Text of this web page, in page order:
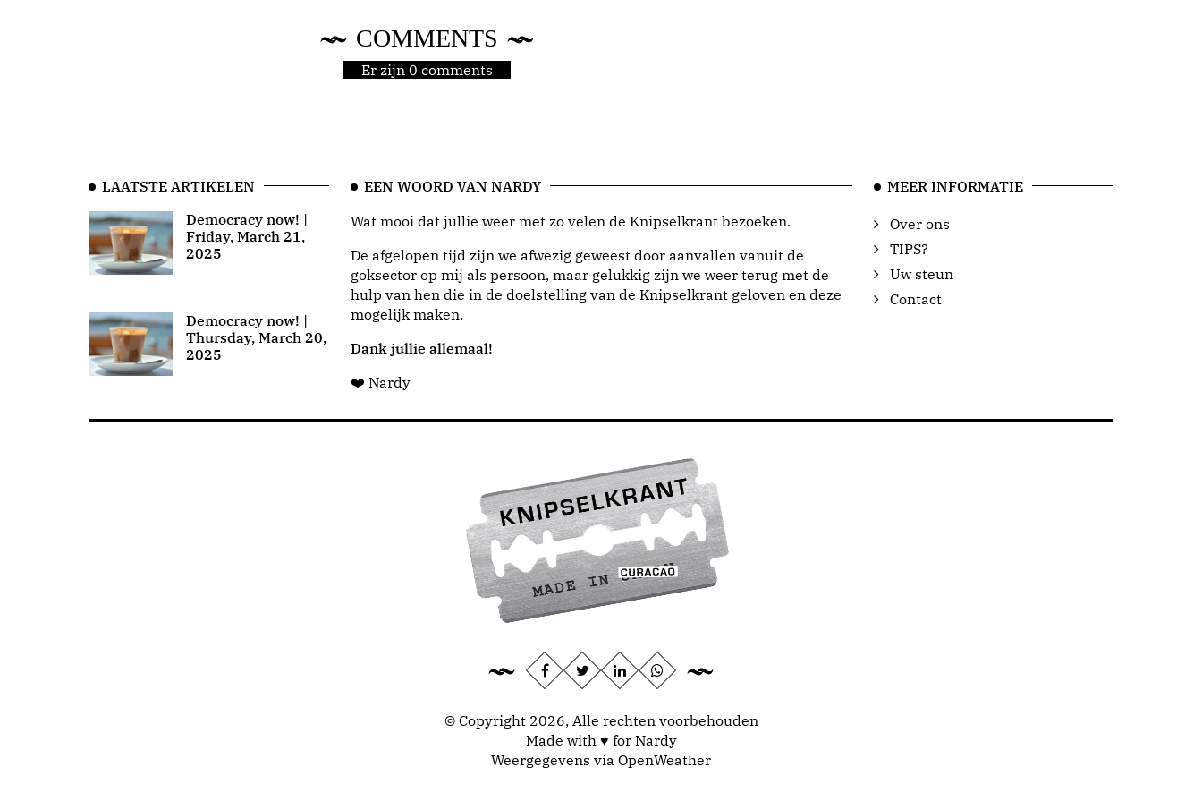
COMMENTS
Er zijn 0 comments
LAATSTE ARTIKELEN
Democracy now! |
Friday, March 21,
2025
Democracy now! |
Thursday, March 20,
2025
EEN WOORD VAN NARDY
Wat mooi dat jullie weer met zo velen de Knipselkrant bezoeken.
De afgelopen tijd zijn we afwezig geweest door aanvallen vanuit de
goksector op mij als persoon, maar gelukkig zijn we weer terug met de
hulp van hen die in de doelstelling van de Knipselkrant geloven en deze
mogelijk maken.
Dank jullie allemaal!
❤️ Nardy
MEER INFORMATIE
Over ons
TIPS?
Uw steun
Contact
© Copyright 2026, Alle rechten voorbehouden
Made with ♥ for Nardy
Weergegevens via OpenWeather